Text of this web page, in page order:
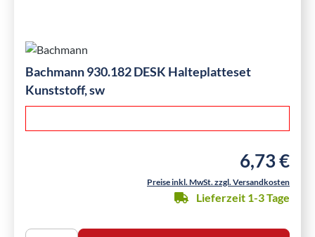
Bachmann 930.182 DESK Halteplatteset
Kunststoff, sw
Regulärer
6,73 €
Preise inkl. MwSt. zzgl. Versandkosten
Lieferzeit 1-3 Tage